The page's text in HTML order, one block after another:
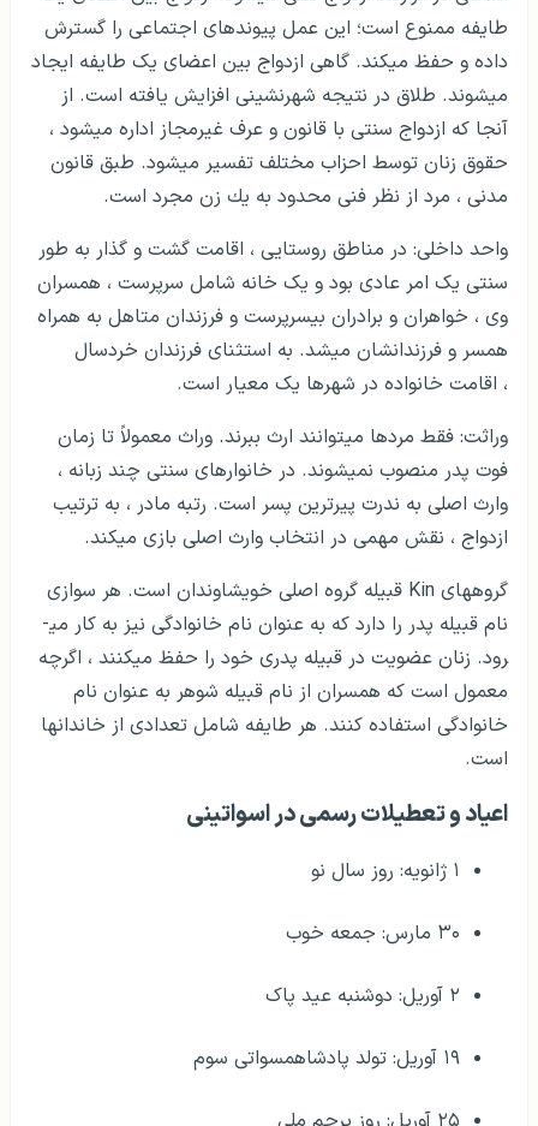
بیمه و تسهیلات درمانی برای افراد مقیم اسواتینی
خدمات بانکی و مالی در اسواتینی
ویزای مشترک و سهولت رفت و آمد به کشورهای
دیگر در اسواتینی
طایفه ممنوع است؛ این عمل پیوندهای اجتماعی را گسترش
داده و حفظ می­کند. گاهی ازدواج بین اعضای یک طایفه ایجاد
می­شوند. طلاق در نتیجه شهرنشینی افزایش یافته است. از
آنجا که ازدواج سنتی با قانون و عرف غیرمجاز اداره می­شود ،
حقوق زنان توسط احزاب مختلف تفسیر می­شود. طبق قانون
مدنی ، مرد از نظر فنی محدود به یك زن مجرد است.
واحد داخلی: در مناطق روستایی ، اقامت گشت و گذار به طور
سنتی یک امر عادی بود و یک خانه شامل سرپرست ، همسران
وی ، خواهران و برادران بی­سرپرست و فرزندان متاهل به همراه
همسر و فرزندانشان می­شد. به استثنای فرزندان خردسال
، اقامت خانواده در شهرها یک معیار است.
وراثت: فقط مردها می­توانند ارث ببرند. وراث معمولاً تا زمان
فوت پدر منصوب نمی­شوند. در خانوارهای سنتی چند زبانه ،
وارث اصلی به ندرت پیرترین پسر است. رتبه مادر ، به ترتیب
ازدواج ، نقش مهمی در انتخاب وارث اصلی بازی می­کند.
گروه­های Kin قبیله گروه اصلی خویشاوندان است. هر سوازی
نام قبیله پدر را دارد که به عنوان نام خانوادگی نیز به کار می­
رود. زنان عضویت در قبیله پدری خود را حفظ می­کنند ، اگرچه
معمول است که همسران از نام قبیله شوهر به عنوان نام
خانوادگی استفاده کنند. هر طایفه شامل تعدادی از خاندان­ها
است.
اعیاد و تعطیلات رسمی در اسواتینی
۱ ژانویه: روز سال نو
۳۰ مارس: جمعه خوب
۲ آوریل: دوشنبه عید پاک
۱۹ آوریل: تولد پادشاهمسواتی سوم